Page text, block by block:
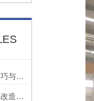
VMC855加工中心的操作技巧与维护指南
VMC855加工中心的自动化改造与智能化应用说明